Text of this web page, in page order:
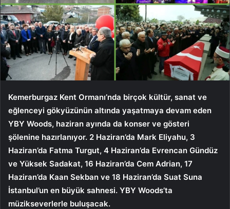
Kemerburgaz Kent Ormanı’nda birçok kültür, sanat ve
eğlenceyi gökyüzünün altında yaşatmaya devam eden
YBY Woods, haziran ayında da konser ve gösteri
şölenine hazırlanıyor. 2 Haziran’da Mark Eliyahu, 3
Haziran’da Fatma Turgut, 4 Haziran’da Evrencan Gündüz
ve Yüksek Sadakat, 16 Haziran’da Cem Adrian, 17
Haziran’da Kaan Sekban ve 18 Haziran’da Suat Suna
İstanbul’un en büyük sahnesi. YBY Woods’ta
müzikseverlerle buluşacak.